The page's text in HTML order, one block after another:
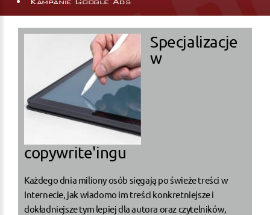
Specjalizacje
w
copywrite'ingu
Każdego dnia miliony osób sięgają po świeże treści w
Internecie, jak wiadomo im treści konkretniejsze i
dokładniejsze tym lepiej dla autora oraz czytelników,